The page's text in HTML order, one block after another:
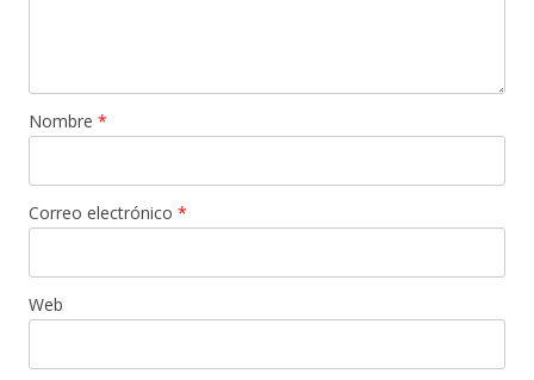
Nombre *
Correo electrónico *
Web